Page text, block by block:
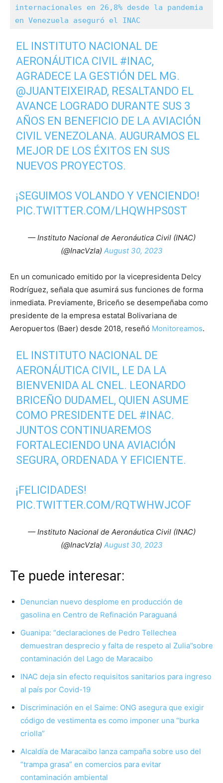
internacionales en 26,8% desde la pandemia
en Venezuela aseguró el INAC
EL INSTITUTO NACIONAL DE
AERONÁUTICA CIVIL #INAC,
AGRADECE LA GESTIÓN DEL MG.
@JUANTEIXEIRAD, RESALTANDO EL
AVANCE LOGRADO DURANTE SUS 3
AÑOS EN BENEFICIO DE LA AVIACIÓN
CIVIL VENEZOLANA. AUGURAMOS EL
MEJOR DE LOS ÉXITOS EN SUS
NUEVOS PROYECTOS.
¡SEGUIMOS VOLANDO Y VENCIENDO!
PIC.TWITTER.COM/LHQWHPS0ST
— Instituto Nacional de Aeronáutica Civil (INAC)
(@InacVzla) August 30, 2023
En un comunicado emitido por la vicepresidenta Delcy
Rodríguez, señala que asumirá sus funciones de forma
inmediata. Previamente, Briceño se desempeñaba como
presidente de la empresa estatal Bolivariana de
Aeropuertos (Baer) desde 2018, reseñó Monitoreamos.
EL INSTITUTO NACIONAL DE
AERONÁUTICA CIVIL, LE DA LA
BIENVENIDA AL CNEL. LEONARDO
BRICEÑO DUDAMEL, QUIEN ASUME
COMO PRESIDENTE DEL #INAC.
JUNTOS CONTINUAREMOS
FORTALECIENDO UNA AVIACIÓN
SEGURA, ORDENADA Y EFICIENTE.
¡FELICIDADES!
PIC.TWITTER.COM/RQTWHWJCOF
— Instituto Nacional de Aeronáutica Civil (INAC)
(@InacVzla) August 30, 2023
Te puede interesar:
Denuncian nuevo desplome en producción de
gasolina en Centro de Refinación Paraguaná
Guanipa: “declaraciones de Pedro Tellechea
demuestran desprecio y falta de respeto al Zulia”sobre
contaminación del Lago de Maracaibo
INAC deja sin efecto requisitos sanitarios para ingreso
al país por Covid-19
Discriminación en el Saime: ONG asegura que exigir
código de vestimenta es como imponer una “burka
criolla”
Alcaldía de Maracaibo lanza campaña sobre uso del
“trampa grasa” en comercios para evitar
contaminación ambiental